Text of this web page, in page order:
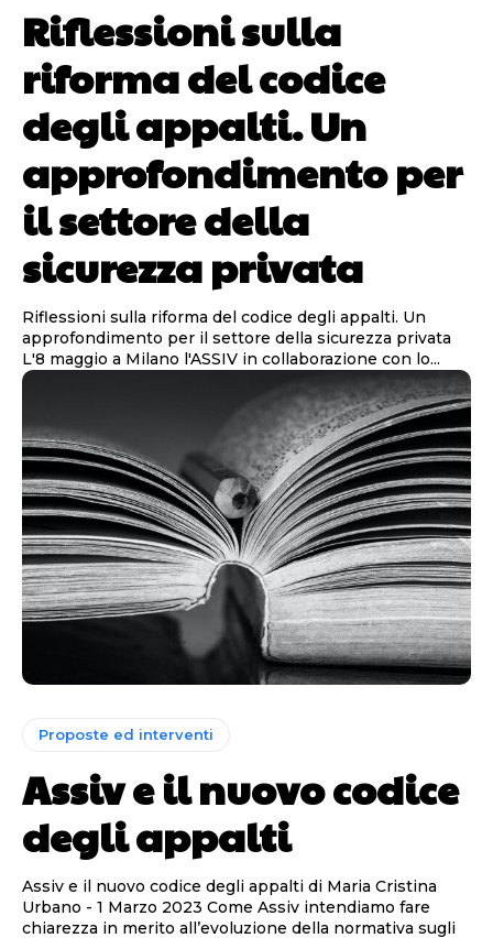
Riflessioni sulla
riforma del codice
degli appalti. Un
approfondimento per
il settore della
sicurezza privata
Riflessioni sulla riforma del codice degli appalti. Un
approfondimento per il settore della sicurezza privata
L'8 maggio a Milano l'ASSIV in collaborazione con lo...
Proposte ed interventi
Assiv e il nuovo codice
degli appalti
Assiv e il nuovo codice degli appalti di Maria Cristina
Urbano - 1 Marzo 2023 Come Assiv intendiamo fare
chiarezza in merito all’evoluzione della normativa sugli